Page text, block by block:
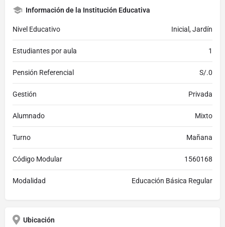
Información de la Institución Educativa
Nivel Educativo Inicial, Jardín
Estudiantes por aula 1
Pensión Referencial S/.0
Gestión Privada
Alumnado Mixto
Turno Mañana
Código Modular 1560168
Modalidad Educación Básica Regular
Ubicación